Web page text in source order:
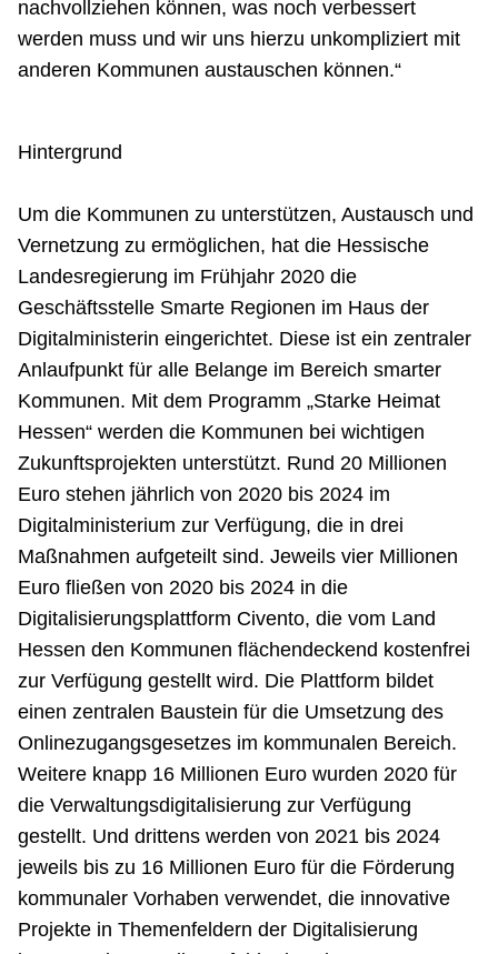
nachvollziehen können, was noch verbessert
werden muss und wir uns hierzu unkompliziert mit
anderen Kommunen austauschen können.“
Hintergrund
Um die Kommunen zu unterstützen, Austausch und
Vernetzung zu ermöglichen, hat die Hessische
Landesregierung im Frühjahr 2020 die
Geschäftsstelle Smarte Regionen im Haus der
Digitalministerin eingerichtet. Diese ist ein zentraler
Anlaufpunkt für alle Belange im Bereich smarter
Kommunen. Mit dem Programm „Starke Heimat
Hessen“ werden die Kommunen bei wichtigen
Zukunftsprojekten unterstützt. Rund 20 Millionen
Euro stehen jährlich von 2020 bis 2024 im
Digitalministerium zur Verfügung, die in drei
Maßnahmen aufgeteilt sind. Jeweils vier Millionen
Euro fließen von 2020 bis 2024 in die
Digitalisierungsplattform Civento, die vom Land
Hessen den Kommunen flächendeckend kostenfrei
zur Verfügung gestellt wird. Die Plattform bildet
einen zentralen Baustein für die Umsetzung des
Onlinezugangsgesetzes im kommunalen Bereich.
Weitere knapp 16 Millionen Euro wurden 2020 für
die Verwaltungsdigitalisierung zur Verfügung
gestellt. Und drittens werden von 2021 bis 2024
jeweils bis zu 16 Millionen Euro für die Förderung
kommunaler Vorhaben verwendet, die innovative
Projekte in Themenfeldern der Digitalisierung